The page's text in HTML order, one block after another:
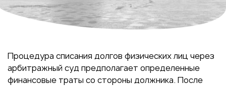
Процедура списания долгов физических лиц через
арбитражный суд предполагает определенные
финансовые траты со стороны должника. После